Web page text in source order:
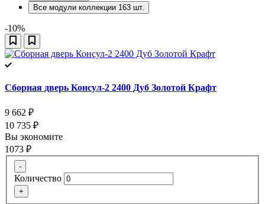
Все модули коллекции 163 шт.
-10%
Сборная дверь Консул-2 2400 Дуб Золотой Крафт
9 662 ₽
10 735 ₽
Вы экономите
1073 ₽
-
Количество
+